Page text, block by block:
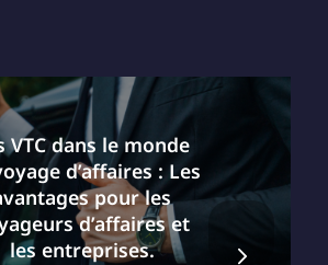
VTC dans le monde
d’affaires : Les
pour les
d’affaires et
les entreprises.